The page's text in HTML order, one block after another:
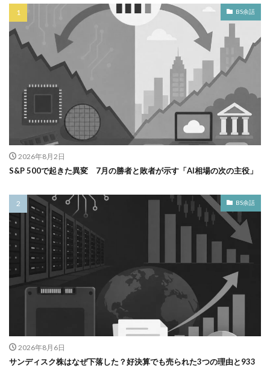
BS余話
2026年8月2日
S&P 500で起きた異変 7月の勝者と敗者が示す「AI相場の次の主役」
BS余話
2026年8月6日
サンディスク株はなぜ下落した？好決算でも売られた3つの理由と933